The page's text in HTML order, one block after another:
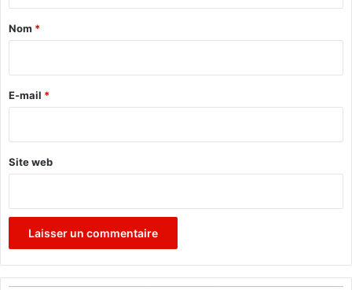
a
t
i
n
e
»
a
e
Nom *
E-mail *
Site web